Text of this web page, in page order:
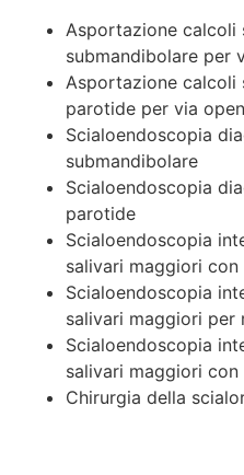
Asportazione calcoli
submandibolare per
Asportazione calcoli
parotide per via open
Scialoendoscopia
submandibolare
Scialoendoscopia
parotide
Scialoendoscopia
salivari maggiori
Scialoendoscopia
salivari maggiori per
Scialoendoscopia
salivari maggiori
Chirurgia della